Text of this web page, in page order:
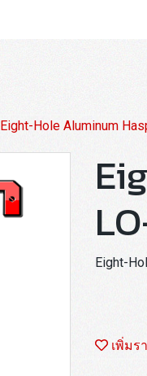
Eight-Hole Aluminum
Eight-
เพิ่มร